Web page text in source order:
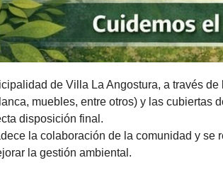
de Villa La Angostura, a través
muebles, entre otros) y las cubiertas
disposición final.
la colaboración de la comunidad y
la gestión ambiental.